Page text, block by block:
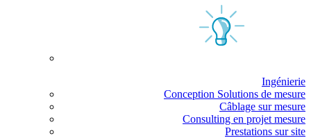
Ingénierie
Conception Solutions de mesure
Câblage sur mesure
Consulting en projet mesure
Prestations sur site